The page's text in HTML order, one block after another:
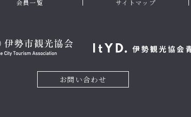
会員一覧 サイトマップ
お問い合わせ